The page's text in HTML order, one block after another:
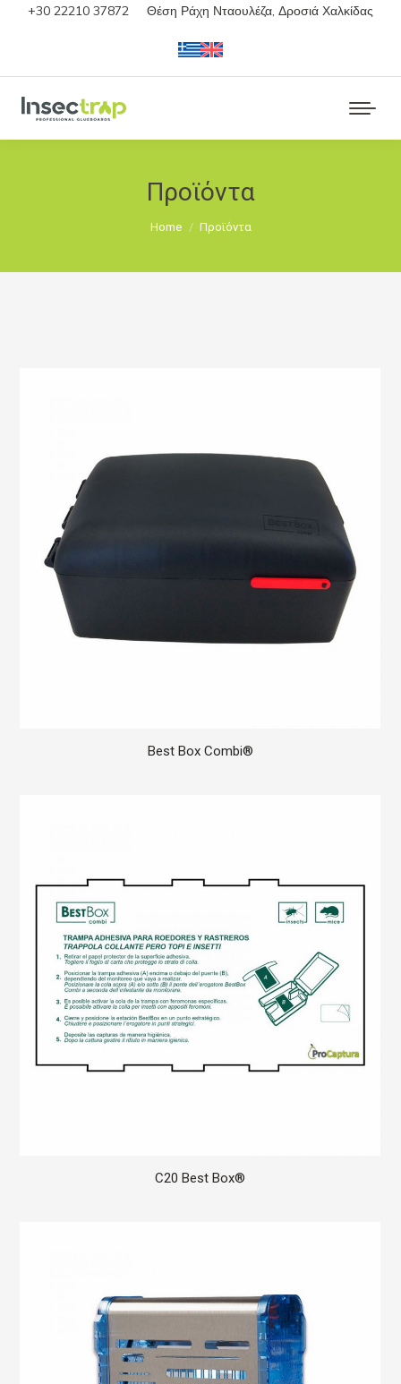
+30 22210 37872 Θέση Ράχη Νταουλέζα, Δροσιά Χαλκίδας
Προϊόντα
You are here:
Home Προϊόντα
Best Box Combi®
C20 Best Box®